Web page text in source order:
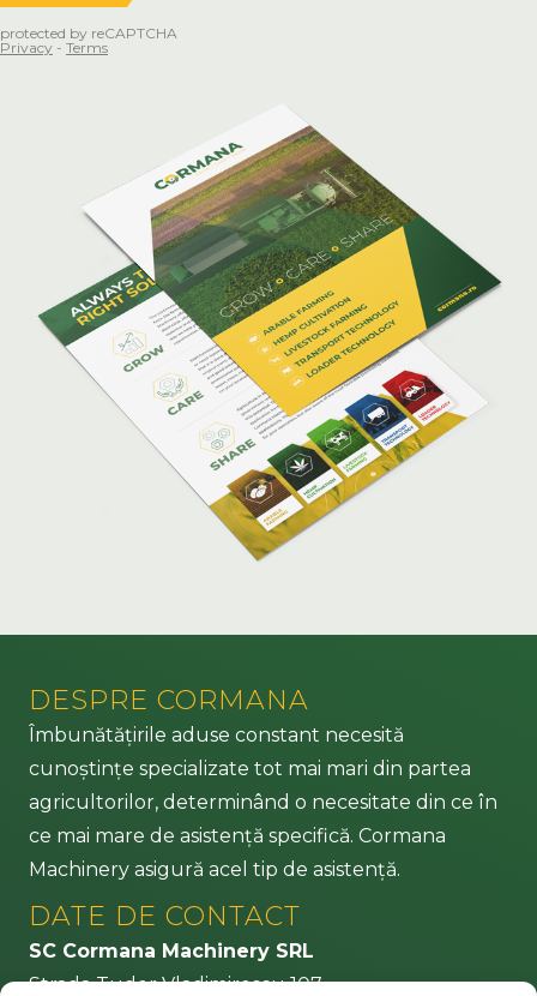
DESPRE CORMANA
Îmbunătățirile aduse constant necesită
cunoștințe specializate tot mai mari din partea
agricultorilor, determinând o necesitate din ce în
ce mai mare de asistență specifică. Cormana
Machinery asigură acel tip de asistență.
DATE DE CONTACT
SC Cormana Machinery SRL
Strada Tudor Vladimirescu 107